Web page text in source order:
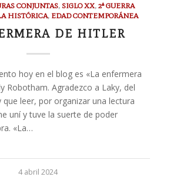
CONJUNTAS, SIGLO XX,2ª GUERRA
HISTÓRICA, EDAD CONTEMPORÁNEA
DE HITLER
hoy en el blog es «La enfermera
Robotham. Agradezco a Laky, del
leer, por organizar una lectura
uní y tuve la suerte de poder
«La…
4 abril 2024